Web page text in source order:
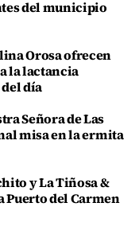
del municipio
Orosa ofrecen
la lactancia
día
Señora de Las
misa en la ermita
y La Tiñosa &
Puerto del Carmen